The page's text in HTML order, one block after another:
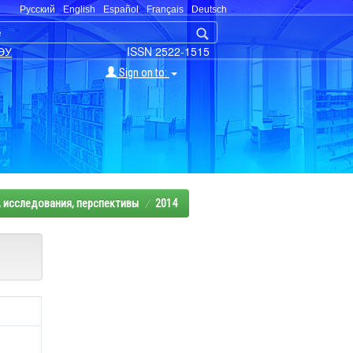
Русский English Español Français Deutsch
ISSN 2522-1515
Sign on to:
перспективы 2014